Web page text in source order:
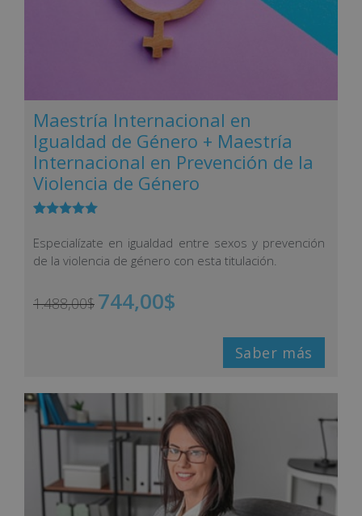
Maestría Internacional en
Igualdad de Género + Maestría
Internacional en Prevención de la
Violencia de Género
con
5.00 de
5 en base
a
clientes
Especialízate en igualdad entre sexos y prevención
de la violencia de género con esta titulación.
1.488,00$ 744,00$
Saber más